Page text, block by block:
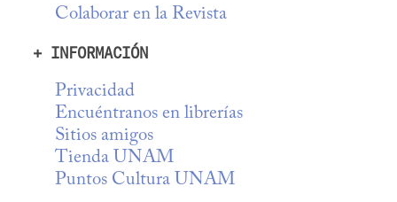
Colaborar en la Revista
+ INFORMACIÓN
Privacidad
Encuéntranos en librerías
Sitios amigos
Tienda UNAM
Puntos Cultura UNAM